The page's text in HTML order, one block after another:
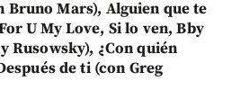
Bruno Mars), Alguien que te
U My Love, Si lo ven, Bby
Rusowsky), ¿Con quién
de ti (con Greg